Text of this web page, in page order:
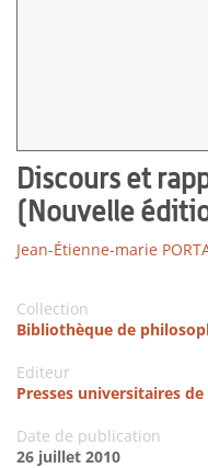
Discours et
(Nouvelle
Jean-Étienne-marie
Collection
Bibliothèque de
Editeur
Presses universitaires de
Date de publication
26 juillet 2010